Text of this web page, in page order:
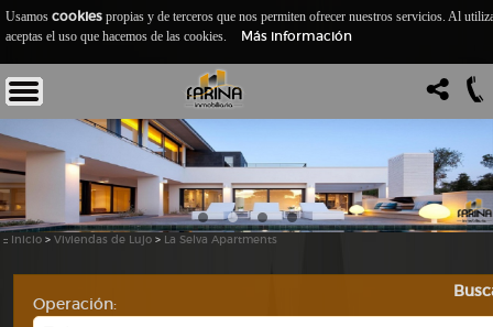
:: Inicio > Viviendas de Lujo > La Selva Apartments
Operación:
Usamos cookies propias y de terceros que nos permiten ofrecer nuestros servicios. Al
aceptas el uso que hacemos de las cookies.
Más información